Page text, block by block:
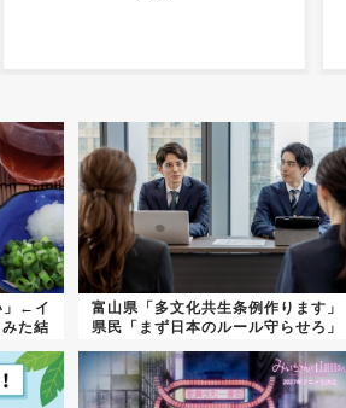
」←イ
た結
富山県「多文化共生条例作ります」
県民「まず日本のルール守らせろ」